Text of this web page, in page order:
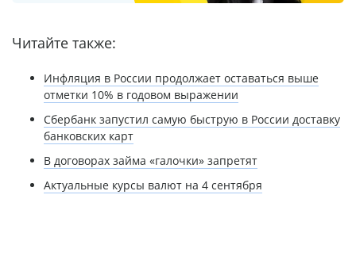
Читайте также:
Инфляция в России продолжает оставаться выше
отметки 10% в годовом выражении
Сбербанк запустил самую быструю в России доставку
банковских карт
В договорах займа «галочки» запретят
Актуальные курсы валют на 4 сентября